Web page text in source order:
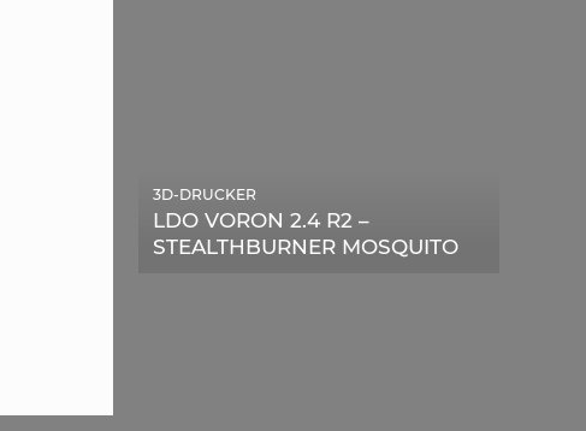
LDO VORON 2.4 R2 –
STEALTHBURNER MOSQUITO
3D-DRUCKER